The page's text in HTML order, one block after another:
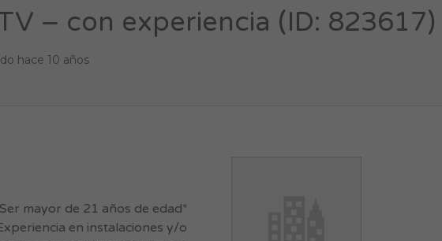
– con experiencia (ID: 823617)
hace 10 años
mayor de 21 años de edad*
en instalaciones y/o